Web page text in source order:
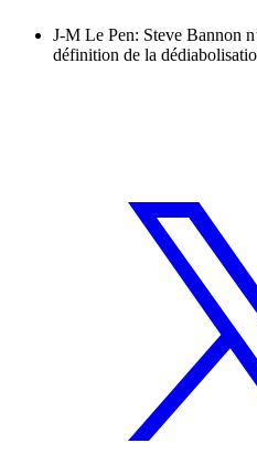
J-M Le Pen: Steve Bannon
définition de la